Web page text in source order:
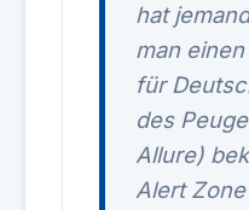
hat
man
für
des
Allure)
Alert